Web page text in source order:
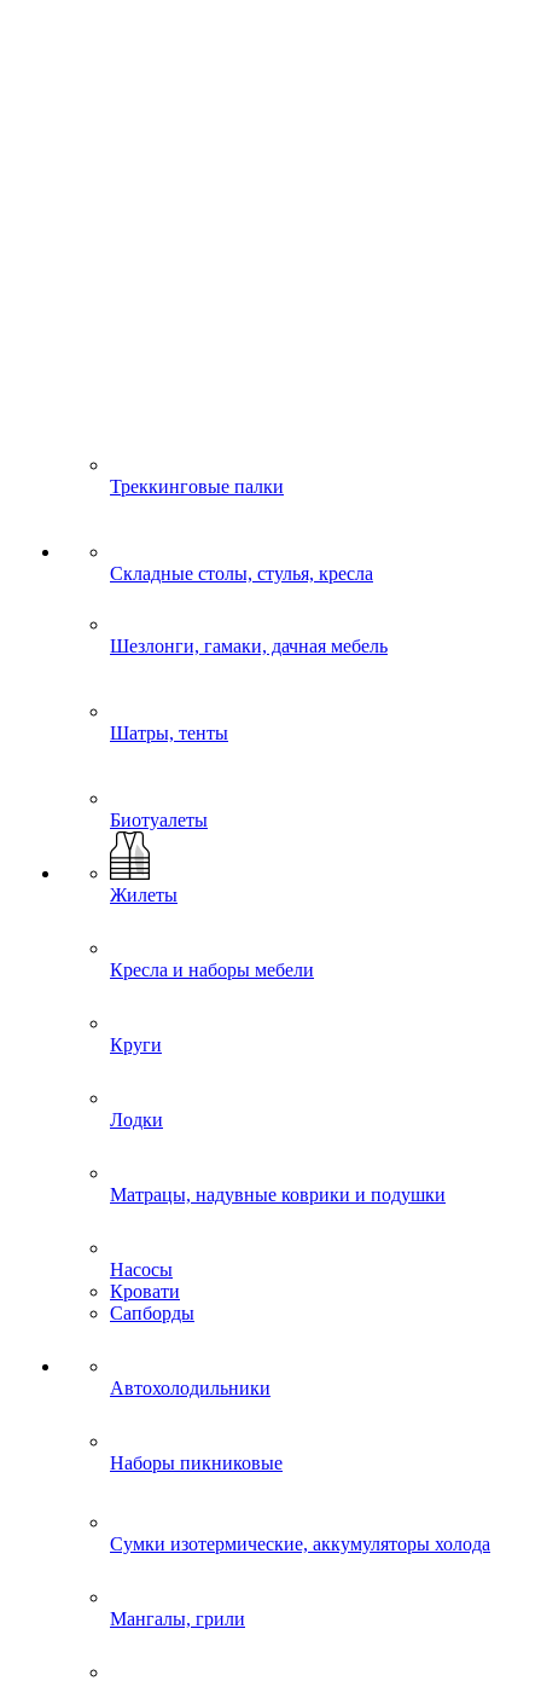
Треккинговые палки
Складные столы, стулья, кресла
Шезлонги, гамаки, дачная мебель
Шатры, тенты
Биотуалеты
Жилеты
Кресла и наборы мебели
Круги
Лодки
Матрацы, надувные коврики и подушки
Насосы
Кровати
Сапборды
Автохолодильники
Наборы пикниковые
Сумки изотермические, аккумуляторы холода
Мангалы, грили